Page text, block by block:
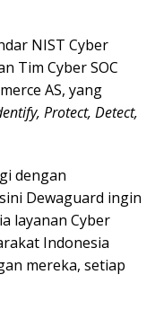
NIST Cyber
Tim Cyber SOC
AS, yang
Protect, Detect,
dengan
Dewaguard ingin
layanan Cyber
Indonesia
mereka, setiap